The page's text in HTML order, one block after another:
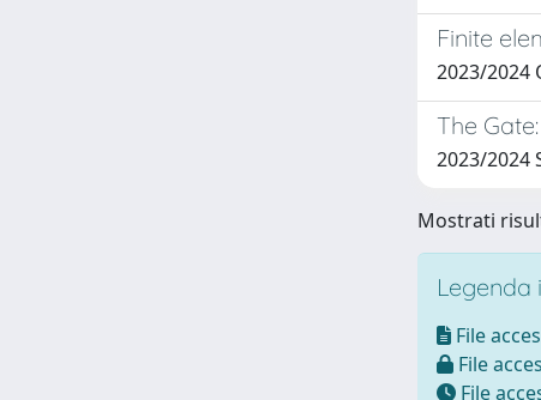
Finite
2023/2024
The
2023/2024
Mostrati
Legenda
File
File
File